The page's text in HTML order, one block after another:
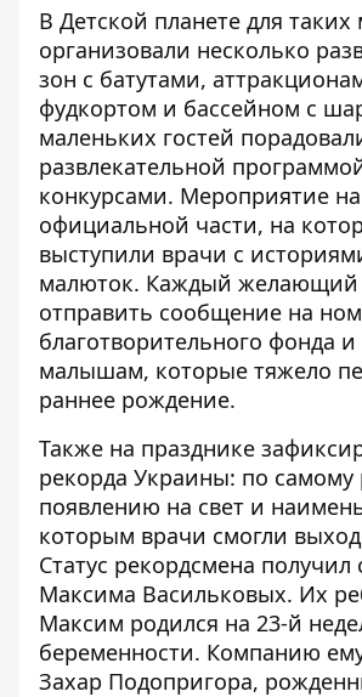
В Детской планете для
организовали несколько
зон с батутами,
фудкортом и бассейном с
маленьких гостей
развлекательной
конкурсами. Мероприятие
официальной части, на
выступили врачи с
малюток. Каждый желающий
отправить сообщение на
благотворительного фонда
малышам, которые тяжело
раннее рождение.
Также на празднике
рекорда Украины: по самому
появлению на свет и
которым врачи смогли
Статус рекордсмена
Максима Васильковых. Их
Максим родился на 23-й
беременности. Компанию
Захар Подопригора,